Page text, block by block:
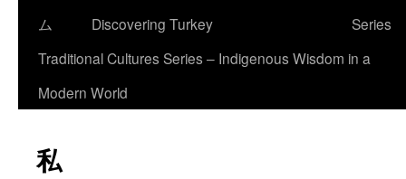
ム
Discovering Turkey
Series
Traditional Cultures Series – Indigenous Wisdom in a
Modern World
私